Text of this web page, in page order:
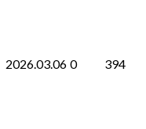
2026.03.06 0 394